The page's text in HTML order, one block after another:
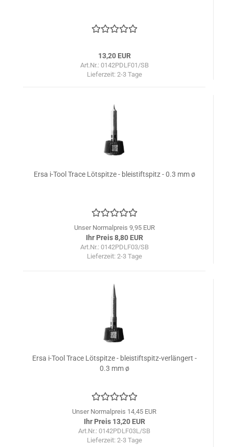
13,20 EUR
Art.Nr.: 0142PDLF01/SB
Lieferzeit: 2-3 Tage
Ersa i-Tool Trace Lötspitze - bleistiftspitz - 0.3 mm ø
Unser Normalpreis 9,95 EUR
Ihr Preis 8,80 EUR
Art.Nr.: 0142PDLF03/SB
Lieferzeit: 2-3 Tage
Ersa i-Tool Trace Lötspitze - bleistiftspitz-verlängert -
0.3 mm ø
Unser Normalpreis 14,45 EUR
Ihr Preis 13,20 EUR
Art.Nr.: 0142PDLF03L/SB
Lieferzeit: 2-3 Tage